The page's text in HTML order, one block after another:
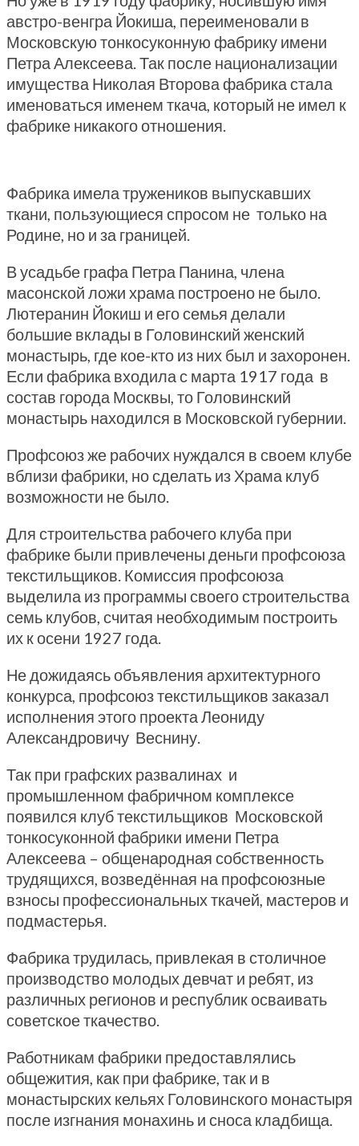
австро-венгра Йокиша, переименовали в
Московскую тонкосуконную фабрику имени
Петра Алексеева. Так после национализации
имущества Николая Второва фабрика стала
именоваться именем ткача, который не имел к
фабрике никакого отношения.
Фабрика имела тружеников выпускавших
ткани, пользующиеся спросом не только на
Родине, но и за границей.
В усадьбе графа Петра Панина, члена
масонской ложи храма построено не было.
Лютеранин Йокиш и его семья делали
большие вклады в Головинский женский
монастырь, где кое-кто из них был и захоронен.
Если фабрика входила с марта 1917 года в
состав города Москвы, то Головинский
монастырь находился в Московской губернии.
Профсоюз же рабочих нуждался в своем клубе
вблизи фабрики, но сделать из Храма клуб
возможности не было.
Для строительства рабочего клуба при
фабрике были привлечены деньги профсоюза
текстильщиков. Комиссия профсоюза
выделила из программы своего строительства
семь клубов, считая необходимым построить
их к осени 1927 года.
Не дожидаясь объявления архитектурного
конкурса, профсоюз текстильщиков заказал
исполнения этого проекта Леониду
Александровичу Веснину.
Так при графских развалинах и
промышленном фабричном комплексе
появился клуб текстильщиков Московской
тонкосуконной фабрики имени Петра
Алексеева – общенародная собственность
трудящихся, возведённая на профсоюзные
взносы профессиональных ткачей, мастеров и
подмастерья.
Фабрика трудилась, привлекая в столичное
производство молодых девчат и ребят, из
различных регионов и республик осваивать
советское ткачество.
Работникам фабрики предоставлялись
общежития, как при фабрике, так и в
монастырских кельях Головинского монастыря
после изгнания монахинь и сноса кладбища.